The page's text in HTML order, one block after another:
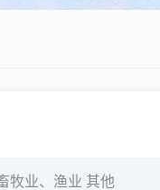
牧业、渔业 其他